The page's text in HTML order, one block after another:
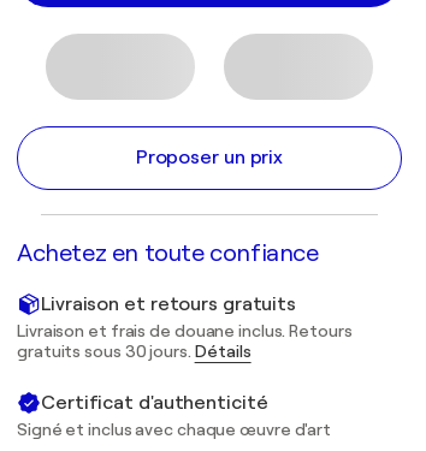
Proposer un prix
Achetez en toute confiance
Livraison et retours gratuits
Livraison et frais de douane inclus. Retours
gratuits sous 30 jours. Détails
Certificat d'authenticité
Signé et inclus avec chaque œuvre d'art